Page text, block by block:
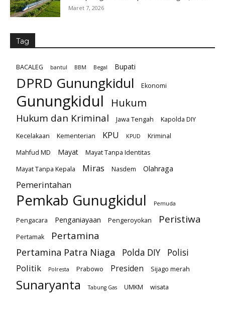
Maret 7, 2026
Tag
BACALEG bantul BBM Begal Bupati
DPRD Gunungkidul Ekonomi
Gunungkidul Hukum
Hukum dan Kriminal Jawa Tengah
Kapolda DIY
Kecelakaan
Kementerian KPU KPUD
Kriminal
Mahfud MD
Mayat
Mayat Tanpa Identitas
Mayat Tanpa Kepala
Miras Nasdem Olahraga
Pemerintahan
Pemkab Gunugkidul Pemuda
Pengacara Penganiayaan Pengeroyokan Peristiwa
Pertamak Pertamina
Pertamina Patra Niaga Polda DIY
Polisi
Politik
Polresta Prabowo Presiden Sijago merah
Sunaryanta Tabung Gas UMKM wisata